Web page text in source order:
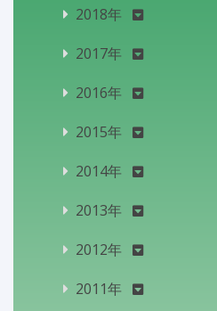
2018年
2017年
2016年
2015年
2014年
2013年
2012年
2011年